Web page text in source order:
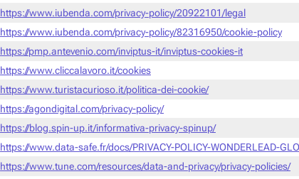
https://www.iubenda.com/privacy-policy/20922101/legal
https://www.iubenda.com/privacy-policy/82316950/cookie-policy
https://pmp.antevenio.com/inviptus-it/inviptus-cookies-it
https://www.cliccalavoro.it/cookies
https://www.turistacurioso.it/politica-dei-cookie/
https://agondigital.com/privacy-policy/
https://blog.spin-up.it/informativa-privacy-spinup/
https://www.data-safe.fr/docs/PRIVACY-POLICY-WONDERLEAD-
https://www.tune.com/resources/data-and-privacy/privacy-policies/